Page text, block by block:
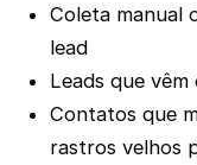
Coleta manual
lead
Leads que
Contatos que
rastros velhos